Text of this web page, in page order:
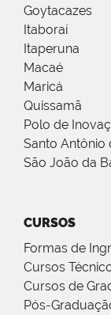
Goytacazes
Itaboraí
Itaperuna
Macaé
Maricá
Quissamã
Polo de
Santo Antônio
São João da
CURSOS
Formas de
Cursos
Cursos de
Pós-